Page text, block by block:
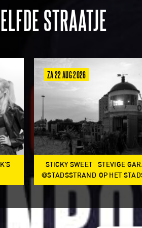
STRAATJE
ZA 22 AUG 2026
STICKY SWEET
@STADSSTRAND
STEVIGE
OP HET